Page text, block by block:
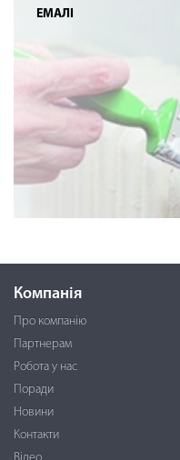
ЕМАЛІ
Компанія
Про компанію
Партнерам
Робота у нас
Поради
Новини
Контакти